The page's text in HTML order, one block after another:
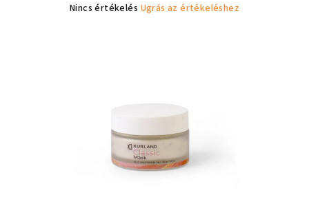
A
Nincs értékelés Ugrás az értékeléshez